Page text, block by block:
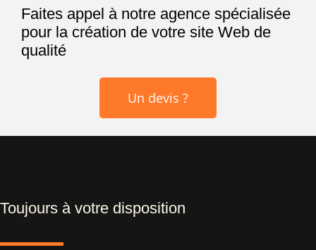
Faites appel à notre agence spécialisée
pour la création de votre site Web de
qualité
Un devis ?
Toujours à votre disposition